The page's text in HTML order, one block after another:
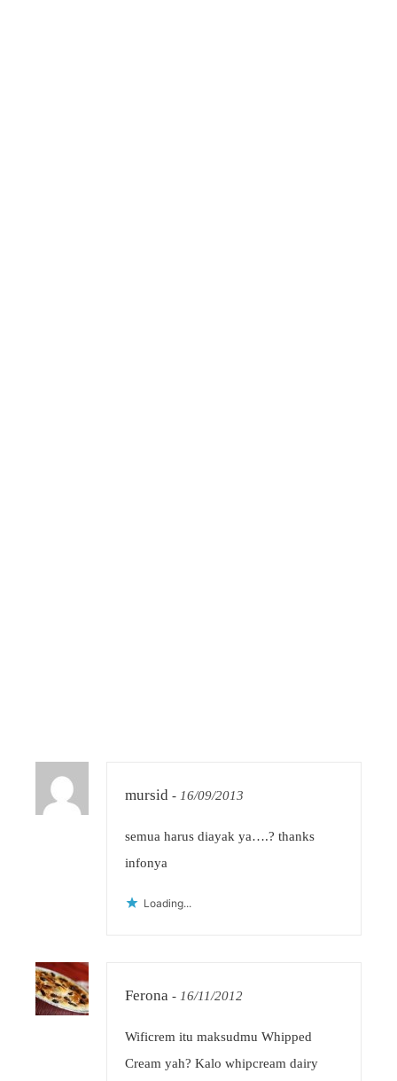
mursid - 16/09/2013
semua harus diayak ya….? thanks
infonya
Loading...
Ferona - 16/11/2012
Wificrem itu maksudmu Whipped
Cream yah? Kalo whipcream dairy